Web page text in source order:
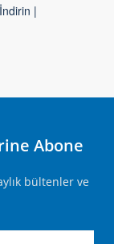
|
Abone
bültenler ve